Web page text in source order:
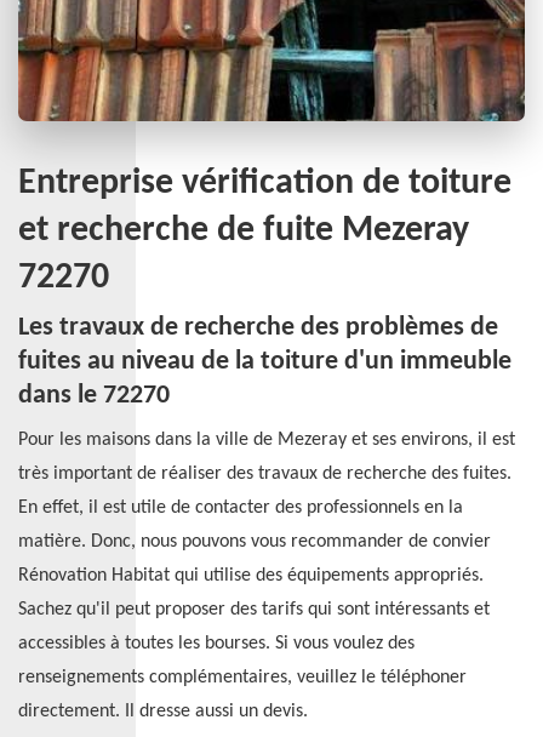
Entreprise vérification de toiture
et recherche de fuite Mezeray
72270
Les travaux de recherche des problèmes de
fuites au niveau de la toiture d'un immeuble
dans le 72270
Pour les maisons dans la ville de Mezeray et ses environs, il est
très important de réaliser des travaux de recherche des fuites.
En effet, il est utile de contacter des professionnels en la
matière. Donc, nous pouvons vous recommander de convier
Rénovation Habitat qui utilise des équipements appropriés.
Sachez qu'il peut proposer des tarifs qui sont intéressants et
accessibles à toutes les bourses. Si vous voulez des
renseignements complémentaires, veuillez le téléphoner
directement. Il dresse aussi un devis.